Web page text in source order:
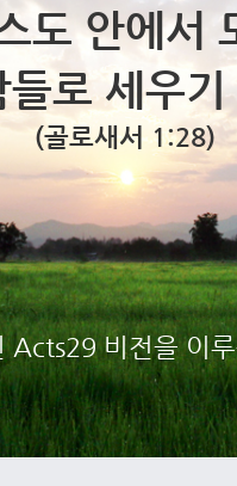
도 안에서
로 세우
(골로새서 1:28)
Acts29 비전을 이